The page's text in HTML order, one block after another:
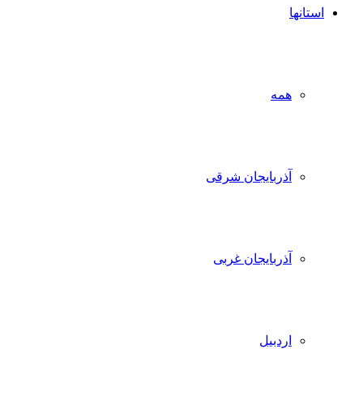
استانها
همه
آذربایجان شرقی
آذربایجان غربی
اردبیل